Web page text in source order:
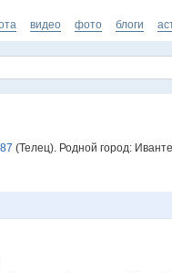
видео фото блоги
(Телец). Родной город: